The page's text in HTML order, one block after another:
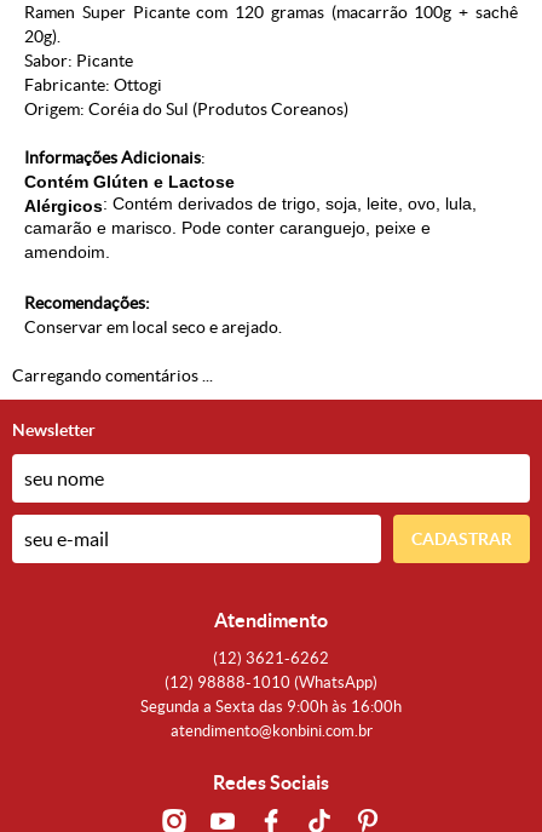
Ramen Super Picante com 120 gramas (macarrão 100g + sachê
20g).
Sabor: Picante
Fabricante: Ottogi
Origem: Coréia do Sul (Produtos Coreanos)
Informações Adicionais:
Contém Glúten e Lactose
Alérgicos: Contém derivados de trigo, soja, leite, ovo, lula,
camarão e marisco. Pode conter caranguejo, peixe e
amendoim.
Recomendações:
Conservar em local seco e arejado.
Carregando comentários ...
Newsletter
CADASTRAR
Atendimento
(12) 3621-6262
(12) 98888-1010 (WhatsApp)
Segunda a Sexta das 9:00h às 16:00h
atendimento@konbini.com.br
Redes Sociais